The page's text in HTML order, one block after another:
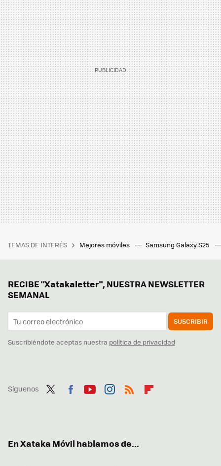
TEMAS DE INTERÉS Mejores móviles Samsung Galaxy S25
RECIBE "Xatakaletter", NUESTRA NEWSLETTER
SEMANAL
SUSCRIBIR
Suscribiéndote aceptas nuestra política de privacidad
Síguenos
En Xataka Móvil hablamos de...